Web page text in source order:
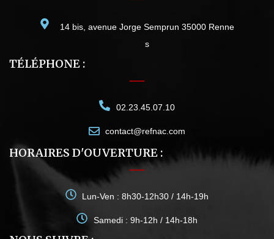
14 bis, avenue Jorge Semprun 35000 Renne
s
TÉLÉPHONE :
02.23.45.07.10
contact@refnac.com
HORAIRES D'OUVERTURE :
Lun-Ven : 8h30-12h30 / 14h-19h
Samedi : 9h-12h / 14h-18h